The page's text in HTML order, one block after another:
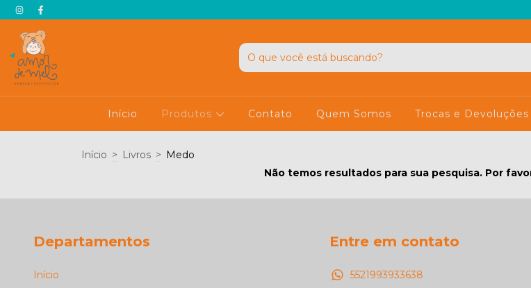
Início Produtos Contato Quem Somos Trocas e Devoluções
Início > Livros > Medo
Não temos resultados para sua pesquisa. Por
Departamentos
Início
Entre em contato
5521993933638